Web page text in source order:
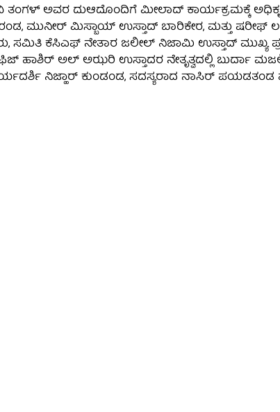
ಅವರ ದುಆದೊಂದಿಗೆ ಮೀಲಾದ್ ಕಾರ್ಯಕ್ರಮಕ್ಕೆ
ಮುನೀರ್ ಮಿಸ್ಬಾಯ್ ಉಸ್ತಾದ್ ಬಾರಿಕೇರ, ಮತ್ತು ಷರೀಫ್
ಸಮಿತಿ ಕೆಸಿಎಫ್ ನೇತಾರ ಜಲೀಲ್ ನಿಜಾಮಿ ಉಸ್ತಾದ್ ಮುಖ್ಯ
ಹಾಶಿರ್ ಅಲ್ ಅಝರಿ ಉಸ್ತಾದರ ನೇತೃತ್ವದಲ್ಲಿ ಬುರ್ದಾ
ನಿಜ್ಹಾರ್ ಕುಂಡಂಡ, ಸದಸ್ಯರಾದ ನಾಸಿರ್ ಪಯಡತಂಡ